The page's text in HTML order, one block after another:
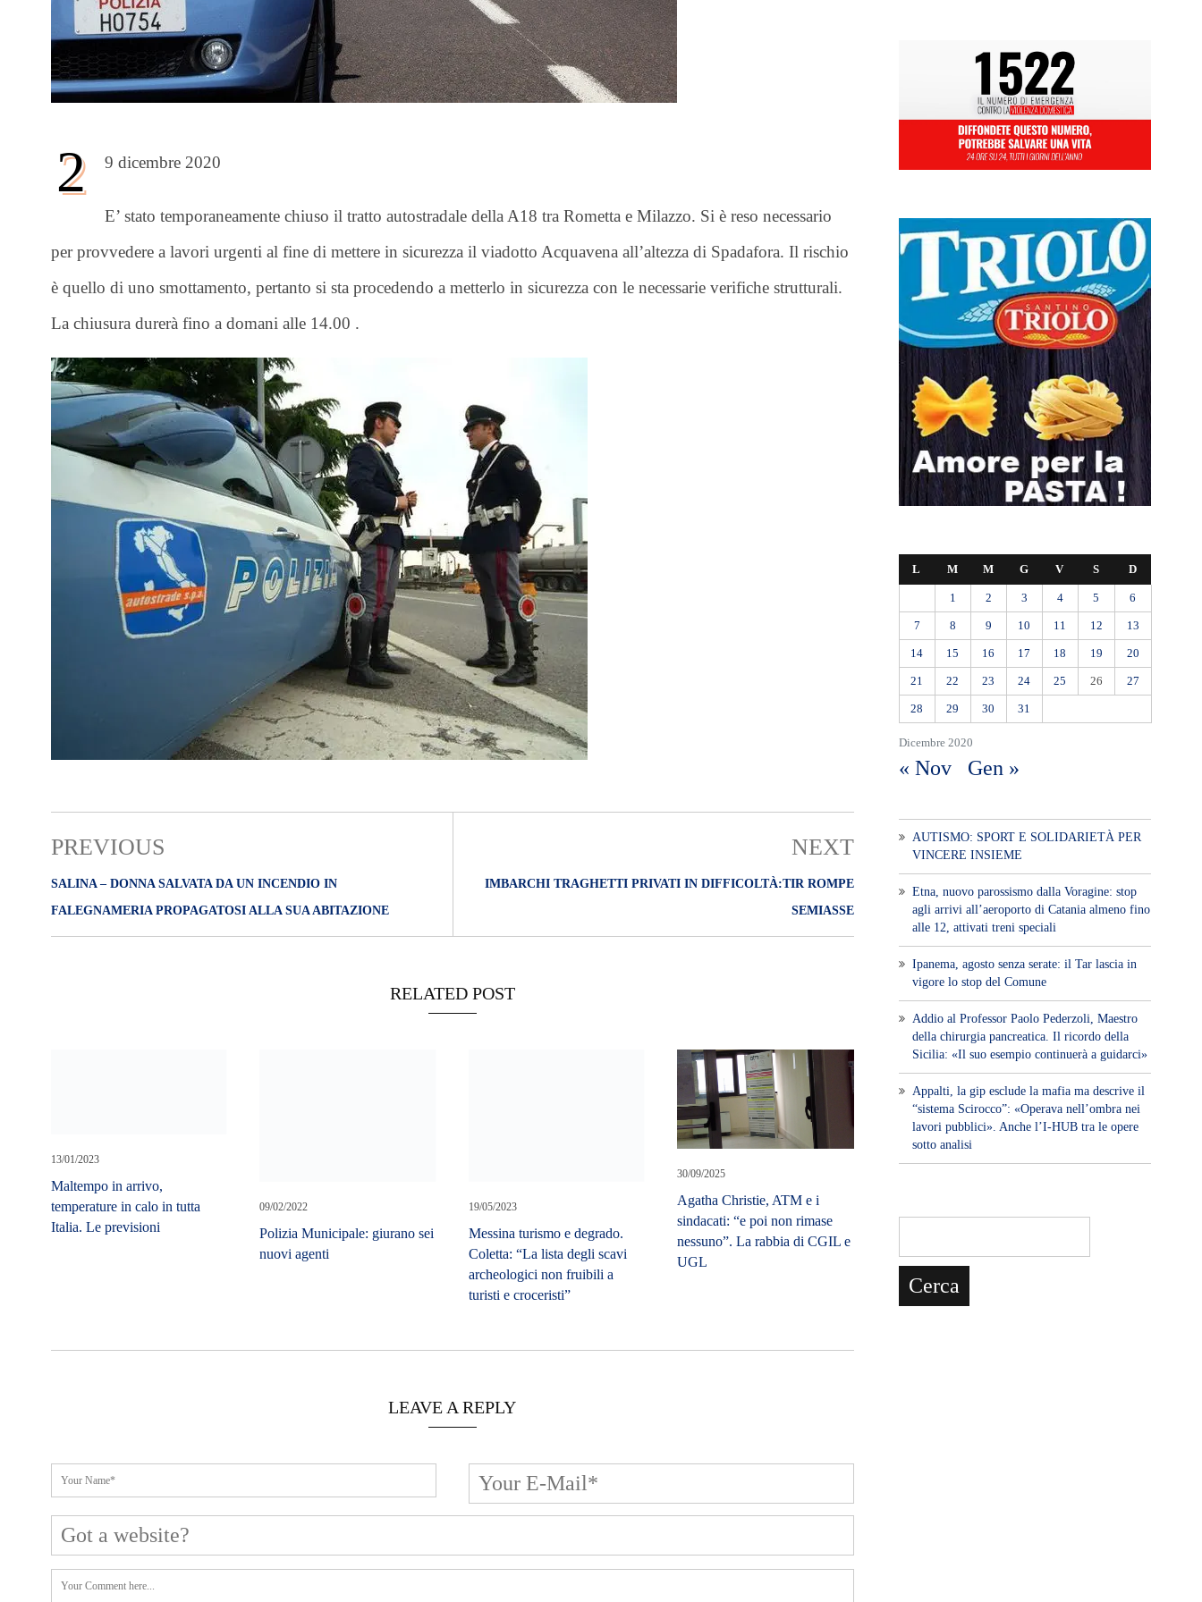
O
R
T
A
G
E
T
R
E
2 9 dicembre 2020
E’ stato temporaneamente chiuso il tratto autostradale della A18 tra Rometta e Milazzo. Si è reso necessario
per provvedere a lavori urgenti al fine di mettere in sicurezza il viadotto Acquavena all’altezza di Spadafora. Il rischio
è quello di uno smottamento, pertanto si sta procedendo a metterlo in sicurezza con le necessarie verifiche strutturali.
La chiusura durerà fino a domani alle 14.00 .
PREVIOUS
SALINA – DONNA SALVATA DA UN INCENDIO IN
FALEGNAMERIA PROPAGATOSI ALLA SUA ABITAZIONE
NEXT
IMBARCHI TRAGHETTI PRIVATI IN DIFFICOLTÀ:TIR ROMPE
SEMIASSE
RELATED POST
Italia. Le previsioni
09/02/2022
Polizia Municipale: giurano sei
nuovi agenti
30/09/2025
Agatha Christie, ATM e i
sindacati: “e poi non rimase
nessuno”. La rabbia di CGIL e
UGL
Dicembre 2020
L M M G V S D
1 2 3 4 5 6
7 8 9 10 11 12 13
14 15 16 17 18 19 20
21 22 23 24 25 26 27
28 29 30 31
« Nov Gen »
AUTISMO: SPORT E SOLIDARIETÀ PER
VINCERE INSIEME
Etna, nuovo parossismo dalla Voragine: stop
agli arrivi all’aeroporto di Catania almeno fino
alle 12, attivati treni speciali
Ipanema, agosto senza serate: il Tar lascia in
vigore lo stop del Comune
Addio al Professor Paolo Pederzoli, Maestro
della chirurgia pancreatica. Il ricordo della
Sicilia: «Il suo esempio continuerà a guidarci»
Appalti, la gip esclude la mafia ma descrive il
“sistema Scirocco”: «Operava nell’ombra nei
lavori pubblici». Anche l’I-HUB tra le opere
sotto analisi